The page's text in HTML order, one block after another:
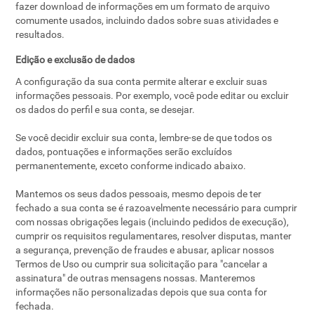
fazer download de informações em um formato de arquivo
comumente usados, incluindo dados sobre suas atividades e
resultados.
Edição e exclusão de dados
A configuração da sua conta permite alterar e excluir suas
informações pessoais. Por exemplo, você pode editar ou excluir
os dados do perfil e sua conta, se desejar.
Se você decidir excluir sua conta, lembre-se de que todos os
dados, pontuações e informações serão excluídos
permanentemente, exceto conforme indicado abaixo.
Mantemos os seus dados pessoais, mesmo depois de ter
fechado a sua conta se é razoavelmente necessário para cumprir
com nossas obrigações legais (incluindo pedidos de execução),
cumprir os requisitos regulamentares, resolver disputas, manter
a segurança, prevenção de fraudes e abusar, aplicar nossos
Termos de Uso ou cumprir sua solicitação para "cancelar a
assinatura" de outras mensagens nossas. Manteremos
informações não personalizadas depois que sua conta for
fechada.